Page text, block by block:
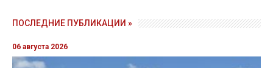
ПОСЛЕДНИЕ ПУБЛИКАЦИИ »
06 августа 2026